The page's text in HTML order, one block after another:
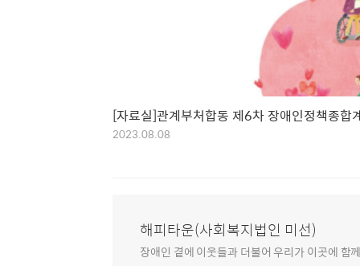
[자료실]관계부처합동 제6차 장애인정책종합
2023.08.08
해피타운(사회복지법인 미선)
장애인 곁에 이웃들과 더불어 우리가 이곳에 함